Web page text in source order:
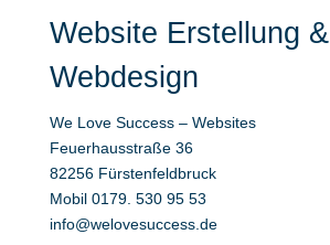
Website Erstellung &
Webdesign
We Love Success – Websites
Feuerhausstraße 36
82256 Fürstenfeldbruck
Mobil 0179. 530 95 53
info@welovesuccess.de